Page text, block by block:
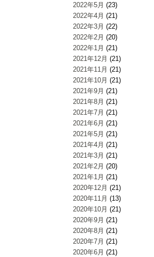
2022年5月 (23)
2022年4月 (21)
2022年3月 (22)
2022年2月 (20)
2022年1月 (21)
2021年12月 (21)
2021年11月 (21)
2021年10月 (21)
2021年9月 (21)
2021年8月 (21)
2021年7月 (21)
2021年6月 (21)
2021年5月 (21)
2021年4月 (21)
2021年3月 (21)
2021年2月 (20)
2021年1月 (21)
2020年12月 (21)
2020年11月 (13)
2020年10月 (21)
2020年9月 (21)
2020年8月 (21)
2020年7月 (21)
2020年6月 (21)